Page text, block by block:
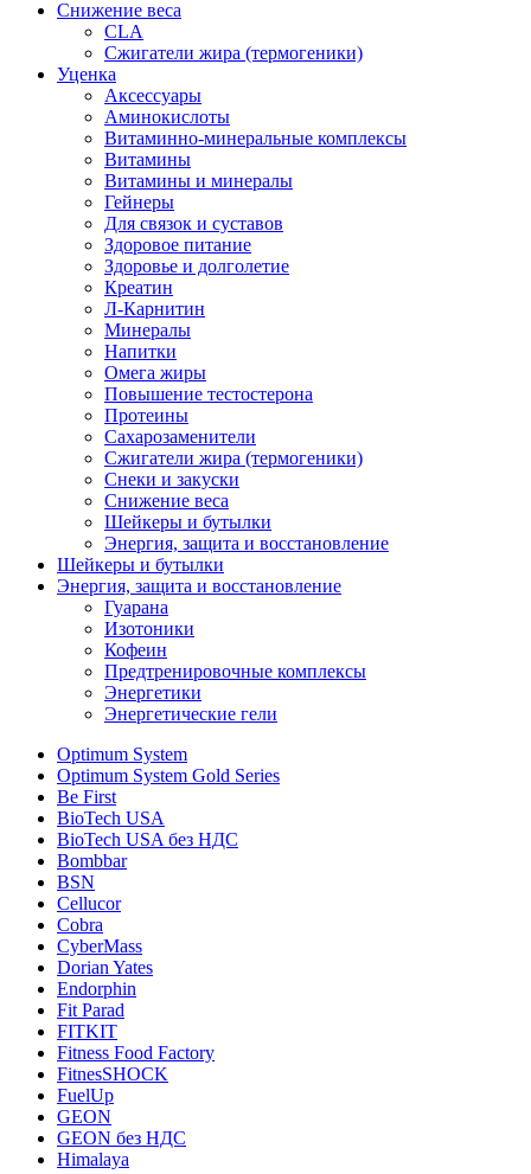
Снижение веса
CLA
Сжигатели жира (термогеники)
Уценка
Аксессуары
Аминокислоты
Витаминно-минеральные комплексы
Витамины
Витамины и минералы
Гейнеры
Для связок и суставов
Здоровое питание
Здоровье и долголетие
Креатин
Л-Карнитин
Минералы
Напитки
Омега жиры
Повышение тестостерона
Протеины
Сахарозаменители
Сжигатели жира (термогеники)
Снеки и закуски
Снижение веса
Шейкеры и бутылки
Энергия, защита и восстановление
Шейкеры и бутылки
Энергия, защита и восстановление
Гуарана
Изотоники
Кофеин
Предтренировочные комплексы
Энергетики
Энергетические гели
Optimum System
Optimum System Gold Series
Be First
BioTech USA
BioTech USA без НДС
Bombbar
BSN
Cellucor
Cobra
CyberMass
Dorian Yates
Endorphin
Fit Parad
FITKIT
Fitness Food Factory
FitnesSHOCK
FuelUp
GEON
GEON без НДС
Himalaya